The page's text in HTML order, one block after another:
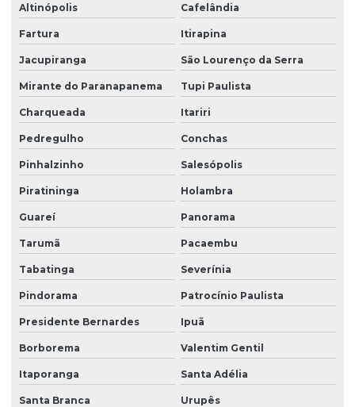
Altinópolis Cafelândia
Fartura Itirapina
Jacupiranga São Lourenço da Serra
Mirante do Paranapanema Tupi Paulista
Charqueada Itariri
Pedregulho Conchas
Pinhalzinho Salesópolis
Piratininga Holambra
Guareí Panorama
Tarumã Pacaembu
Tabatinga Severínia
Pindorama Patrocínio Paulista
Presidente Bernardes Ipuã
Borborema Valentim Gentil
Itaporanga Santa Adélia
Santa Branca Urupês